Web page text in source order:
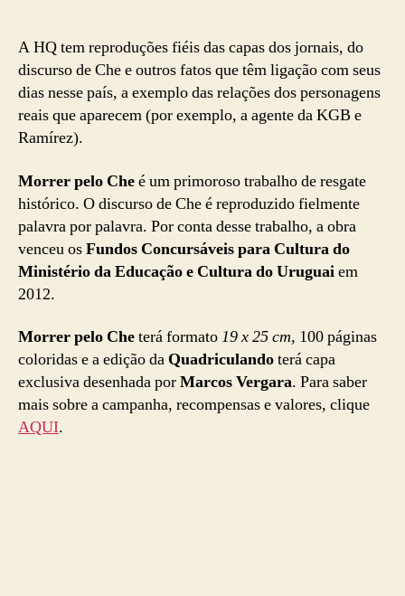
A HQ tem reproduções fiéis das capas dos jornais, do
discurso de Che e outros fatos que têm ligação com seus
dias nesse país, a exemplo das relações dos personagens
reais que aparecem (por exemplo, a agente da KGB e
Ramírez).
Morrer pelo Cheé um primoroso trabalho de resgate
histórico. O discurso de Che é reproduzido fielmente
palavra por palavra. Por conta desse trabalho, a obra
venceu osFundos Concursáveis para Cultura do
Ministério da Educação e Cultura do Uruguaiem
2012.
Morrer pelo Cheterá formato19 x 25 cm, 100 páginas
coloridas e a edição da Quadriculandoterá capa
exclusiva desenhada porMarcos Vergara. Para saber
mais sobre a campanha, recompensas e valores, clique
AQUI.